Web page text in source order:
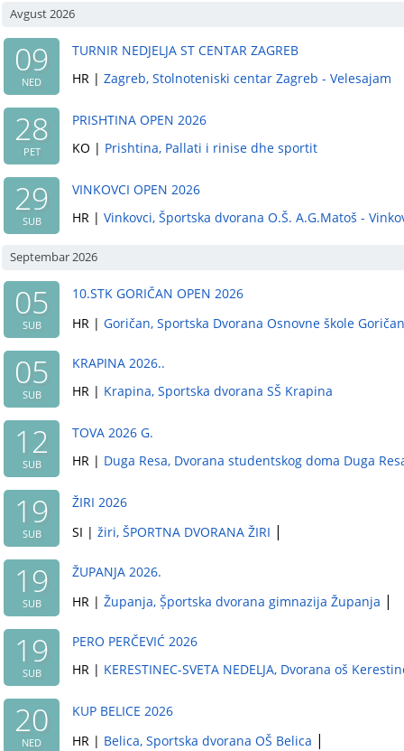
Avgust 2026
09
NED
TURNIR NEDJELJA ST CENTAR ZAGREB
HR | Zagreb, Stolnoteniski centar Zagreb - Velesajam
28
PET
PRISHTINA OPEN 2026
KO | Prishtina, Pallati i rinise dhe sportit
29
SUB
VINKOVCI OPEN 2026
HR | Vinkovci, Športska dvorana O.Š. A.G.Matoš -
Septembar 2026
05
SUB
10.STK GORIČAN OPEN 2026
HR | Goričan, Sportska Dvorana Osnovne škole Goričan
05
SUB
KRAPINA 2026..
HR | Krapina, Sportska dvorana SŠ Krapina
12
SUB
TOVA 2026 G.
HR | Duga Resa, Dvorana studentskog doma Duga
19
SUB
ŽIRI 2026
SI | žiri, ŠPORTNA DVORANA ŽIRI |
19
SUB
ŽUPANJA 2026.
HR | Županja, Ṣ̌portska dvorana gimnazija Županja |
19
SUB
PERO PERČEVIĆ 2026
HR | KERESTINEC-SVETA NEDELJA, Dvorana oš
20
NED
KUP BELICE 2026
HR | Belica, Sportska dvorana OŠ Belica |